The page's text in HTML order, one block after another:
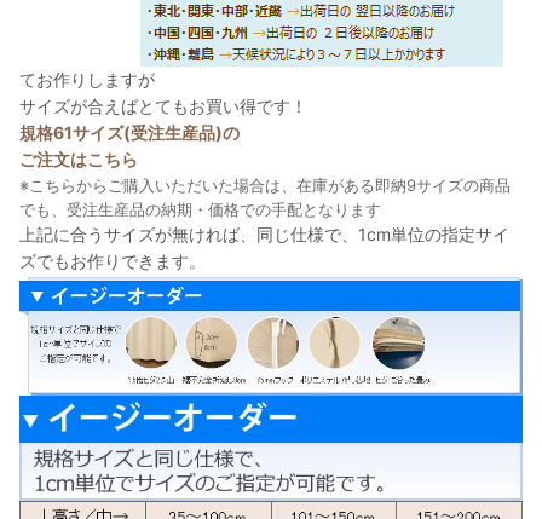
てお作りしますが
サイズが合えばとてもお買い得です！
規格61サイズ(受注生産品)の
ご注文はこちら
※こちらからご購入いただいた場合は、在庫がある即納9サイズの商品
でも、受注生産品の納期・価格での手配となります
上記に合うサイズが無ければ、同じ仕様で、1cm単位の指定サイ
ズでもお作りできます。